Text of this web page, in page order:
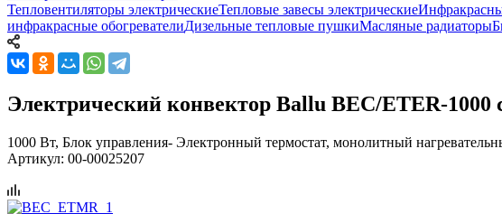
Тепловентиляторы электрическиеТепловые завесы электрические
инфракрасные обогревателиДизельные тепловые пушкиМасляные радиаторы
Электрический конвектор Ballu BEC/ETER-1000
1000 Вт, Блок управления- Электронный термостат, монолитный
Артикул: 00-00025207